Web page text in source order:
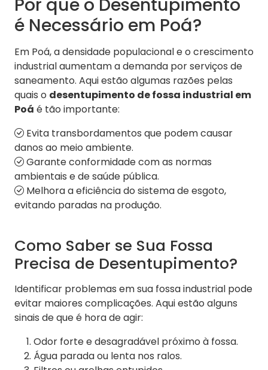
Por que o Desentupimento
é Necessário em Poá?
Em Poá, a densidade populacional e o crescimento
industrial aumentam a demanda por serviços de
saneamento. Aqui estão algumas razões pelas
quais o desentupimento de fossa industrial em
Poá é tão importante:
Evita transbordamentos que podem causar
danos ao meio ambiente.
Garante conformidade com as normas
ambientais e de saúde pública.
Melhora a eficiência do sistema de esgoto,
evitando paradas na produção.
Como Saber se Sua Fossa
Precisa de Desentupimento?
Identificar problemas em sua fossa industrial pode
evitar maiores complicações. Aqui estão alguns
sinais de que é hora de agir:
Odor forte e desagradável próximo à fossa.
Água parada ou lenta nos ralos.